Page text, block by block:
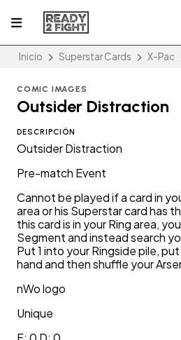
Inicio Superstar Cards X-Pac
COMIC IMAGES
Outsider Distraction
DESCRIPCIÓN
Outsider Distraction
Pre-match Event
Cannot be played if a card in
area or his Superstar card has
this card is in your Ring area,
Segment and instead search
Put 1 into your Ringside pile,
hand and then shuffle your
nWo logo
Unique